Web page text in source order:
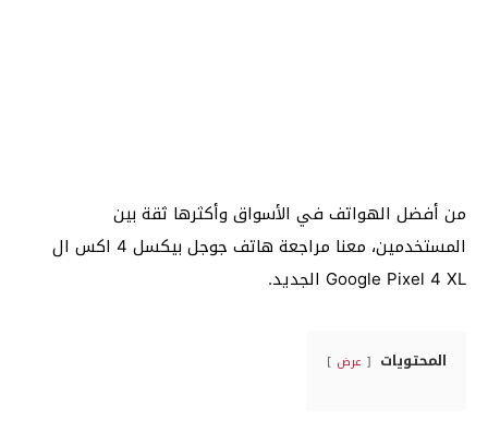
من أفضل الهواتف في الأسواق وأكثرها ثقة بين
المستخدمين، معنا مراجعة هاتف جوجل بيكسل 4 اكس ال
Google Pixel 4 XL الجديد.
المحتويات عرض